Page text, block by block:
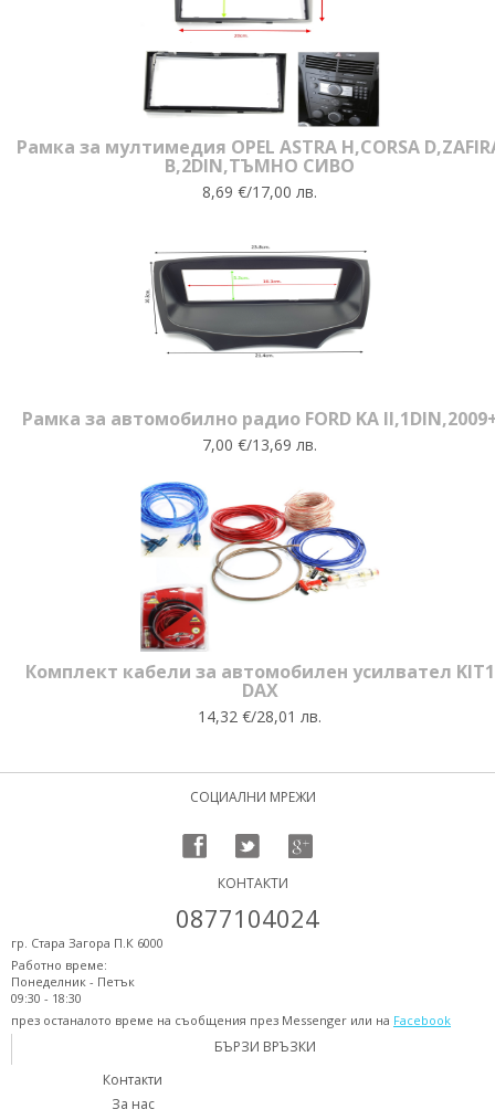
Рамка за мултимедия OPEL ASTRA H,CORSA
B,2DIN,ТЪМНО СИВО
8,69 €/17,00 лв.
Рамка за автомобилно радио FORD KA
7,00 €/13,69 лв.
Комплект кабели за автомобилен усилвател KIT1
DAX
14,32 €/28,01 лв.
СОЦИАЛНИ МРЕЖИ
КОНТАКТИ
0877104024
гр. Стара Загора П.К 6000
Работно време:
Понеделник - Петък
09:30 - 18:30
през останалото време на съобщения през Messenger или на Facebook
БЪРЗИ ВРЪЗКИ
Контакти
За нас